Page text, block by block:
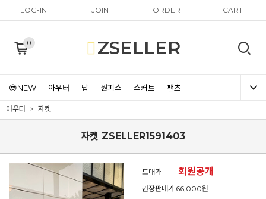
LOG-IN JOIN ORDER CART
0 ZSELLER
😎NEW 아우터 탑 원피스 스커트 팬츠
아우터 자켓
자켓 ZSELLER1591403
도매가 회원공개
권장판매가 66,000원